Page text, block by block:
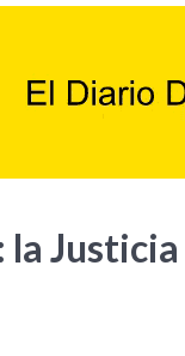
la